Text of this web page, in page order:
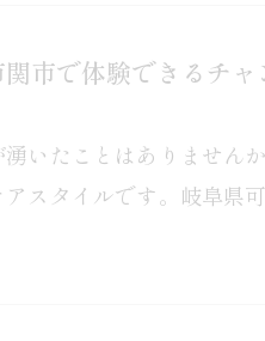
市で体験できるチ
いたことはありません
スタイルです。岐阜県可